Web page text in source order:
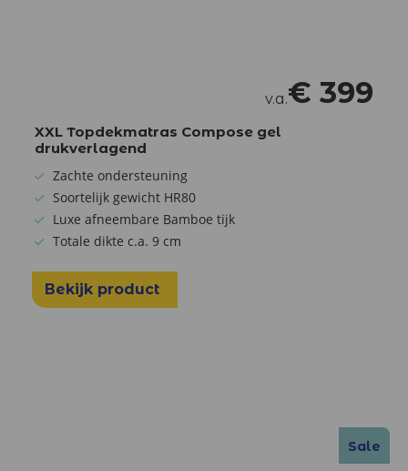
v.a.€ 399
XXL Topdekmatras Compose gel
drukverlagend
Zachte ondersteuning
Soortelijk gewicht HR80
Luxe afneembare Bamboe tijk
Totale dikte c.a. 9 cm
Bekijk product
Sale